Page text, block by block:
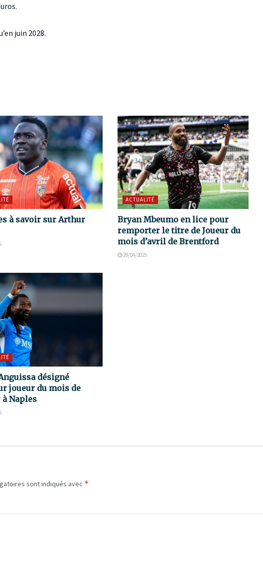
juin 2028.
à savoir sur Arthur
ACTUALITÉ
Bryan Mbeumo en lice pour
remporter le titre de Joueur du
mois d’avril de Brentford
29/04/2025
désigné
joueur du mois de
Naples
sont indiqués avec *